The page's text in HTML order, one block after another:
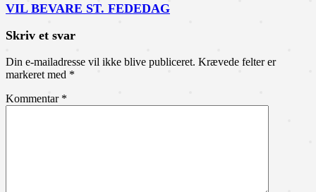
VIL BEVARE ST. FEDEDAG
Skriv et svar
Din e-mailadresse vil ikke blive publiceret. Krævede felter er
markeret med *
Kommentar *